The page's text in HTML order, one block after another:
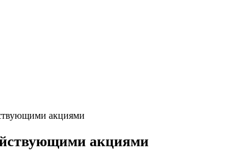
акциями
акциями